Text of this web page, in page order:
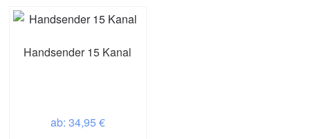
Handsender 15 Kanal
34,95 €